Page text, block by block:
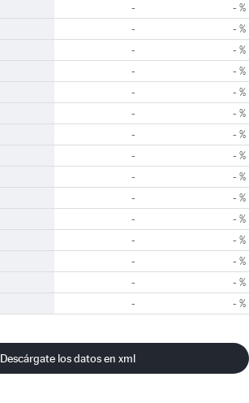
- - %
- - %
- - %
- - %
- - %
- - %
- - %
- - %
- - %
- - %
- - %
- - %
- - %
- - %
- - %
Descárgate los datos en xml